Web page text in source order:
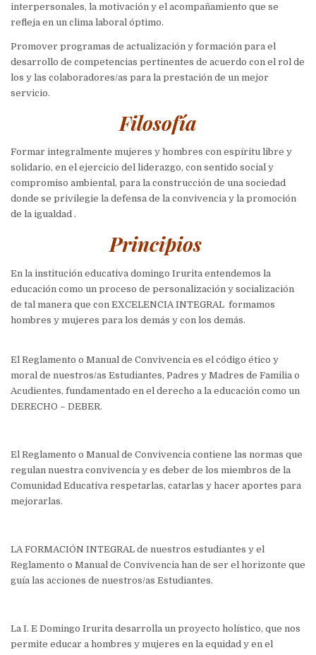
interpersonales, la motivación y el acompañamiento que se
refleja en un clima laboral óptimo.
Promover programas de actualización y formación para el
desarrollo de competencias pertinentes de acuerdo con el rol de
los y las colaboradores/as para la prestación de un mejor
servicio.
Filosofía
Formar integralmente mujeres y hombres con espíritu libre y
solidario, en el ejercicio del liderazgo, con sentido social y
compromiso ambiental, para la construcción de una sociedad
donde se privilegie la defensa de la convivencia y la promoción
de la igualdad .
Principios
En la institución educativa domingo Irurita entendemos la
educación como un proceso de personalización y socialización
de tal manera que con EXCELENCIA INTEGRAL formamos
hombres y mujeres para los demás y con los demás.
El Reglamento o Manual de Convivencia es el código ético y
moral de nuestros/as Estudiantes, Padres y Madres de Familia o
Acudientes, fundamentado en el derecho a la educación como un
DERECHO – DEBER.
El Reglamento o Manual de Convivencia contiene las normas que
regulan nuestra convivencia y es deber de los miembros de la
Comunidad Educativa respetarlas, catarlas y hacer aportes para
mejorarlas.
LA FORMACIÓN INTEGRAL de nuestros estudiantes y el
Reglamento o Manual de Convivencia han de ser el horizonte que
guía las acciones de nuestros/as Estudiantes.
La I. E Domingo Irurita desarrolla un proyecto holístico, que nos
permite educar a hombres y mujeres en la equidad y en el